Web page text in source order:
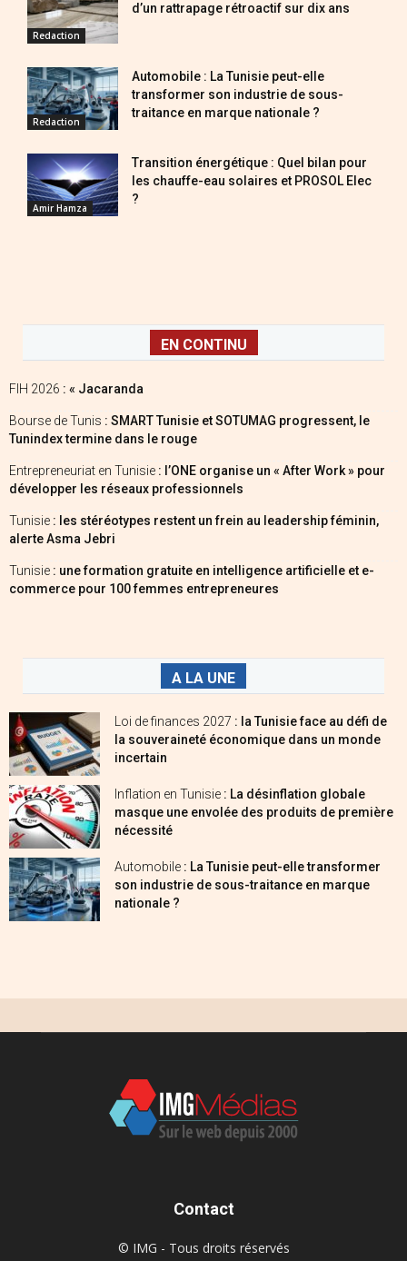
Redaction
d’un rattrapage rétroactif sur dix ans
Redaction
Automobile : La Tunisie peut-elle
transformer son industrie de sous-
traitance en marque nationale ?
Amir Hamza
Transition énergétique : Quel bilan pour
les chauffe-eau solaires et PROSOL Elec
?
EN CONTINU
FIH 2026 : « Jacaranda
Bourse de Tunis : SMART Tunisie et SOTUMAG progressent, le
Tunindex termine dans le rouge
Entrepreneuriat en Tunisie : l’ONE organise un « After Work » pour
développer les réseaux professionnels
Tunisie : les stéréotypes restent un frein au leadership féminin,
alerte Asma Jebri
Tunisie : une formation gratuite en intelligence artificielle et e-
commerce pour 100 femmes entrepreneures
A LA UNE
Loi de finances 2027 : la Tunisie face au défi de
la souveraineté économique dans un monde
incertain
Inflation en Tunisie : La désinflation globale
masque une envolée des produits de première
nécessité
Automobile : La Tunisie peut-elle transformer
son industrie de sous-traitance en marque
nationale ?
Contact
© IMG - Tous droits réservés